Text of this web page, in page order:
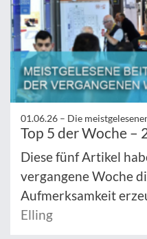
01.06.26 – Die
Top 5 der Woche –
Diese fünf Artikel
vergangene Woche
Aufmerksamkeit
Elling